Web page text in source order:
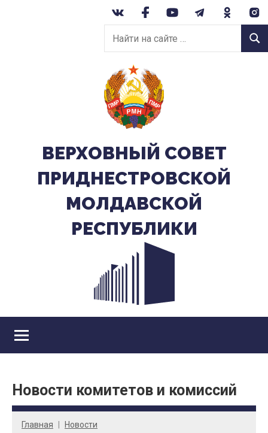
Найти
на
сайте:
ВЕРХОВНЫЙ CОВЕТ
ПРИДНЕСТРОВСКОЙ
МОЛДАВСКОЙ
РЕСПУБЛИКИ
Новости комитетов и комиссий
Главная Новости